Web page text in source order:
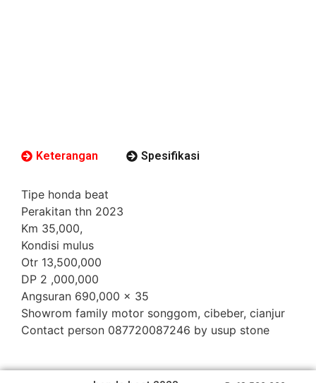
Keterangan Spesifikasi
Tipe honda beat
Perakitan thn 2023
Km 35,000,
Kondisi mulus
Otr 13,500,000
DP 2 ,000,000
Angsuran 690,000 x 35
Showrom family motor songgom, cibeber, cianjur
Contact person 087720087246 by usup stone